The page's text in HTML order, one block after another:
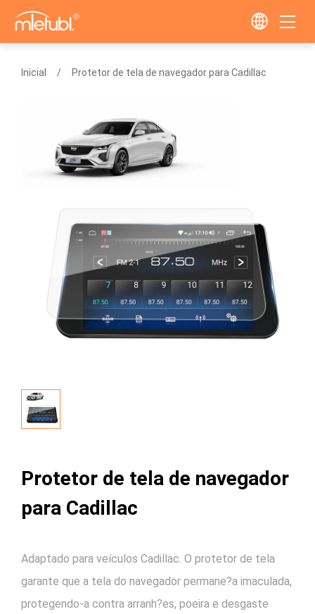
Inicial Protetor de tela de navegador para Cadillac
Protetor de tela de navegador
para Cadillac
Adaptado para veículos Cadillac. O protetor de tela
garante que a tela do navegador permane?a imaculada,
protegendo-a contra arranh?es, poeira e desgaste